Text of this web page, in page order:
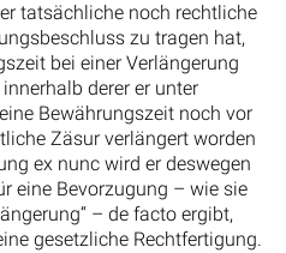
tatsächliche noch rechtliche
zu tragen hat,
bei einer Verlängerung
derer er unter
Bewährungszeit noch vor
Zäsur verlängert worden
ex nunc wird er deswegen
eine Bevorzugung – wie sie
– de facto ergibt,
gesetzliche Rechtfertigung.